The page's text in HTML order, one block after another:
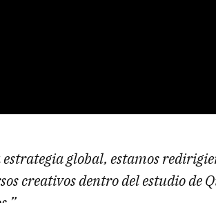
estrategia global, estamos
creativos dentro del estudio de